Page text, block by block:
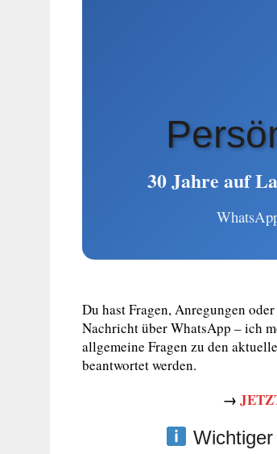
30 Jahre auf
Du hast Fragen, Anregungen
Nachricht über WhatsApp – ich
allgemeine Fragen zu den
beantwortet werden.
→